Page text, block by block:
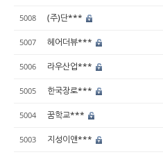
5008 (주)단***
5007 헤어더뷰***
5006 라우산업***
5005 한국장로***
5004 꿈학교***
5003 지성이앤***